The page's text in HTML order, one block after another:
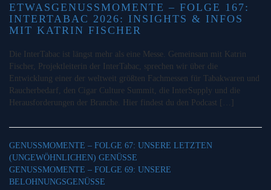
ETWASGENUSSMOMENTE – FOLGE 167:
INTERTABAC 2026: INSIGHTS & INFOS
MIT KATRIN FISCHER
Die InterTabac ist längst mehr als eine Messe. Gemeinsam mit Katrin
Fischer, Projektleiterin der InterTabac, sprechen wir über die
Entwicklung einer der weltweit größten Fachmessen für Tabakwaren und
Raucherbedarf, den Cigar Culture Summit, die InterSupply und die
Herausforderungen der Branche. Hier findest du den Podcast […]
GENUSSMOMENTE – FOLGE 67: UNSERE LETZTEN
(UNGEWÖHNLICHEN) GENÜSSE
GENUSSMOMENTE – FOLGE 69: UNSERE
BELOHNUNGSGENÜSSE